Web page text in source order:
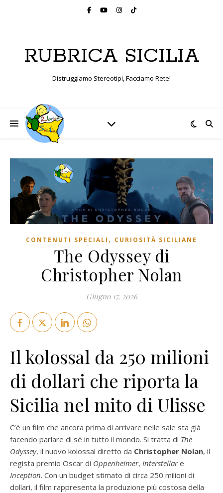
RUBRICA SICILIA
Distruggiamo Stereotipi, Facciamo Rete!
CONTENUTI SPECIALI , CURIOSITÀ SICILIANE
The Odyssey di
Christopher Nolan
Giugno 17, 2026
Il kolossal da 250 milioni
di dollari che riporta la
Sicilia nel mito di Ulisse
C’è un film che ancora prima di arrivare nelle sale sta già
facendo parlare di sé in tutto il mondo. Si tratta di The
Odyssey, il nuovo kolossal diretto da Christopher Nolan, il
regista premio Oscar di Oppenheimer, Interstellare
Inception. Con un budget stimato di circa 250 milioni di
dollari, il film rappresenta la produzione più costosa della